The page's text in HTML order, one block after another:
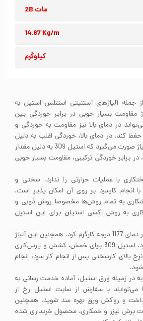
مات 2B
14.87 Kg/m
کیلوگرم
ورق رول استیل 309 از جمله آلیاژهای آستنیتی استنلس استیل به
مقاومت بسیار خوبی در برابر خوردگی بین
در دمای بالا نیز مقاومت به خوردگی و
کند. در دمای بالا، خوردگی اغلب به دلیل
کربن دار شدن ساختار آلیاژ صورت می‌گیرد که استیل 309 به دلیل مقدار
برابر خوردگی ترکیبی، مقاومت بسیار خوبی
سختکاری با عملیات حرارتی را ندارد. سختی و
با انجام کارسرد بر روی آن امکان پذیر است.
جوشکاری به تمام روش‌ها مخصوصا روش ذوبی و
به روش اکسی استیلن برای این استیل
استیل 309 را می‌توان در دمای 1177 درجه کارگرم کرد. همچنین این آلیاژ
توانایی کارسرد را نیز دارد. استیل 309 برای خمش، کشش و پرس‌کاری
بالای کارسختی پس از انجام کار سرد، انجام
در زمینه ورق استیل، آماده خدمت رسانی به
با سفارش از سایت استیل رخ از
و روکش ورق بهره مند شوید. همچنین
برش لیزر و خمکاری، محصول خریداری شده